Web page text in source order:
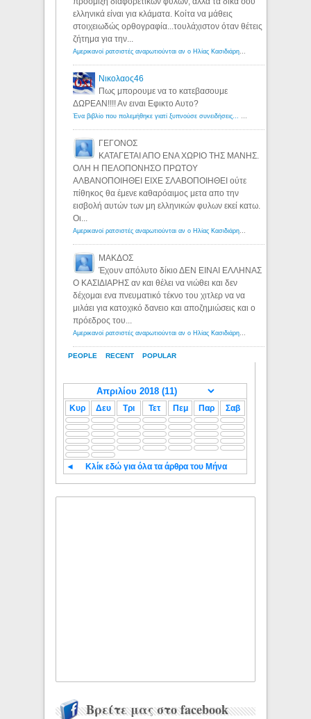
PEOPLE RECENT POPULAR
ελληνικά είναι για κλάματα. Κοίτα να μάθεις
στοιχειωδώς ορθογραφία...τουλάχιστον όταν θέτεις
ζήτημα για την...
Αμερικανοί ρατσιστές αναρωτιούνται αν ο Ηλίας Κασιδιάρης ανήκει στη λευκή φυλή... - Λόγιος Ερμής
Νικολαος46
Πως μπορουμε να το κατεβασουμε
ΔΩΡΕΑΝ!!!! Αν ειναι Εφικτο Αυτο?
Ένα βιβλίο που πολεμήθηκε γιατί ξυπνούσε συνειδήσεις... - Λόγιος Ερμής | Η γνώση ξεκινάει με την αναζήτηση...
ΓΕΓΟΝΟΣ
ΚΑΤΑΓΕΤΑΙ ΑΠΟ ΕΝΑ ΧΩΡΙΟ ΤΗΣ ΜΑΝΗΣ.
ΟΛΗ Η ΠΕΛΟΠΟΝΗΣΟ ΠΡΩΤΟΥ
ΑΛΒΑΝΟΠΟΙΗΘΕΙ ΕΙΧΕ ΣΛΑΒΟΠΟΙΗΘΕΙ ούτε
πίθηκος θα έμενε καθαρόαιμος μετα απο την
εισβολή αυτών των μη ελληνικών φυλων εκεί κατω.
Οι...
Αμερικανοί ρατσιστές αναρωτιούνται αν ο Ηλίας Κασιδιάρης ανήκει στη λευκή φυλή... - Λόγιος Ερμής
ΜΑΚΔΟΣ
Έχουν απόλυτο δίκιο ΔΕΝ ΕΙΝΑΙ ΕΛΛΗΝΑΣ
Ο ΚΑΣΙΔΙΑΡΗΣ αν και θέλει να νιώθει και δεν
δέχομαι ενα πνευματικό τέκνο του χιτλερ να να
μιλάει για κατοχικό δανειο και αποζημιώσεις και ο
πρόεδρος του...
Αμερικανοί ρατσιστές αναρωτιούνται αν ο Ηλίας Κασιδιάρης ανήκει στη λευκή φυλή... - Λόγιος Ερμής
Κυρ Δευ Τρι Τετ Πεμ Παρ Σαβ
◄ Κλίκ εδώ για όλα τα άρθρα του Μήνα
Βρείτε μας στο facebook